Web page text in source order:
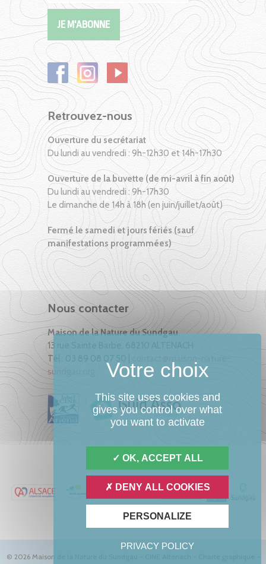
Retrouvez-nous
Ouverture du secrétariat
Du lundi au vendredi : 9h-12h30 et 14h-17h30
Ouverture de la buvette (de mi-avril à fin août)
Du lundi au vendredi : 9h-17h30
Le dimanche de 14h à 18h (en juin/juillet/août)
Fermé le samedi et jours fériés (sauf
manifestations programmées)
Nous contacter
Maison de la Nature du Sundgau
13 rue Sainte Barbe, 68210 ALTENACH
Tél : 03 89 08 07 50 |
sundgau.org
© 2026 Maison de la Nature du Sundgau - CINE Altenach -
This site uses cookies and
gives you control over what
you want to activate
OK, ACCEPT ALL
DENY ALL COOKIES
PERSONALIZE
PRIVACY POLICY